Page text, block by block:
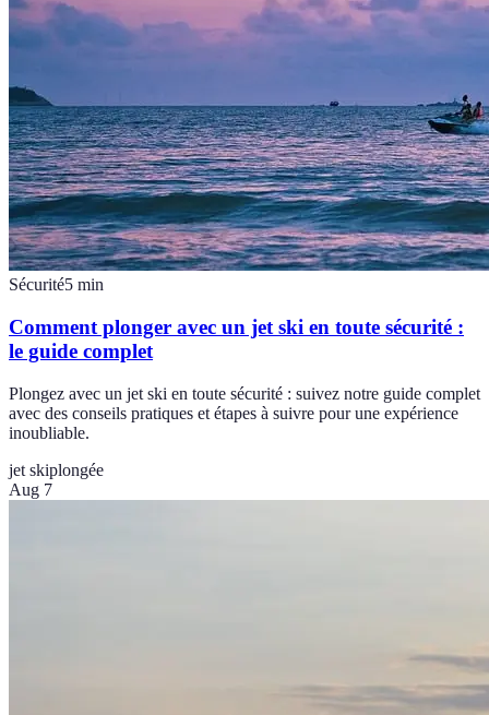
Sécurité5 min
Comment plonger avec un jet ski en toute sécurité :
le guide complet
Plongez avec un jet ski en toute sécurité : suivez notre guide complet
avec des conseils pratiques et étapes à suivre pour une expérience
inoubliable.
jet skiplongée
Aug 7